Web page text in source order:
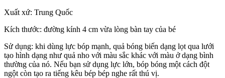
Xuất xứ: Trung Quốc
Kích thước: đường kính 4 cm vừa lòng bàn tay của bé
Sử dụng: khi dùng lực bóp mạnh, quả bóng biến dạng lọt qua lưới
tạo hình dạng như quả nho với màu sắc khác với màu ở dạng bình
thường của nó. Nếu bạn sử dụng lực lớn, bóp bóng một cách đột
ngột còn tạo ra tiếng kêu bép bép nghe rất thú vị.